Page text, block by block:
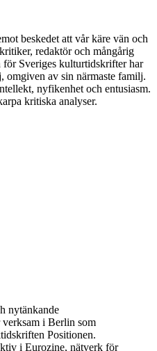
beskedet att vår käre vän och
redaktör och mångårig
Sveriges kulturtidskrifter har
omgiven av sin närmaste familj.
nyfikenhet och entusiasm.
kritiska analyser.
nytänkande
i Berlin som
Positionen.
i Eurozine, nätverk för